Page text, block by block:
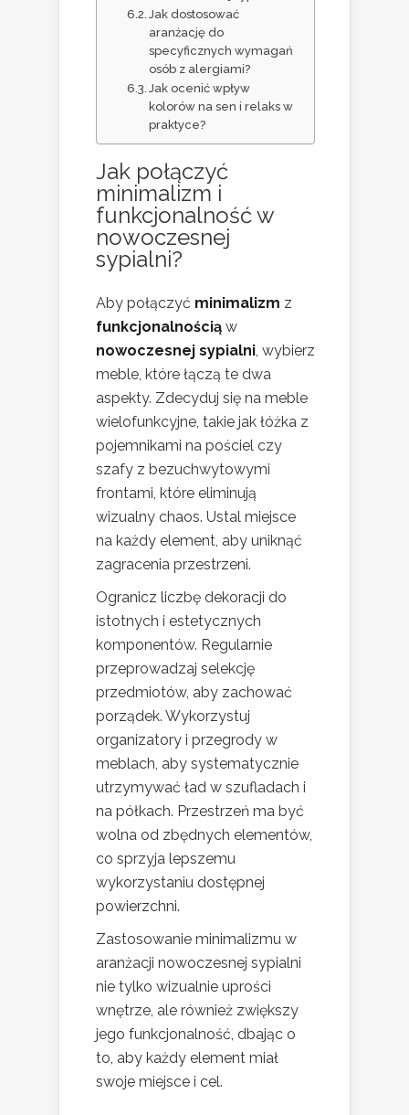
Jak dostosować
aranżację do
specyficznych wymagań
osób z alergiami?
Jak ocenić wpływ
kolorów na sen i relaks w
praktyce?
Jak połączyć
minimalizm i
funkcjonalność w
nowoczesnej
sypialni?
Aby połączyć minimalizm z
funkcjonalnością w
nowoczesnej sypialni, wybierz
meble, które łączą te dwa
aspekty. Zdecyduj się na meble
wielofunkcyjne, takie jak łóżka z
pojemnikami na pościel czy
szafy z bezuchwytowymi
frontami, które eliminują
wizualny chaos. Ustal miejsce
na każdy element, aby uniknąć
zagracenia przestrzeni.
Ogranicz liczbę dekoracji do
istotnych i estetycznych
komponentów. Regularnie
przeprowadzaj selekcję
przedmiotów, aby zachować
porządek. Wykorzystuj
organizatory i przegrody w
meblach, aby systematycznie
utrzymywać ład w szufladach i
na półkach. Przestrzeń ma być
wolna od zbędnych elementów,
co sprzyja lepszemu
wykorzystaniu dostępnej
powierzchni.
Zastosowanie minimalizmu w
aranżacji nowoczesnej sypialni
nie tylko wizualnie uprości
wnętrze, ale również zwiększy
jego funkcjonalność, dbając o
to, aby każdy element miał
swoje miejsce i cel.